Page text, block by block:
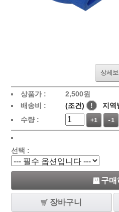
상세
상품가 :
2,500원
배송비 :
(조건) ! 지역
수량 :
+1 -1
선택 :
구매
장바구니